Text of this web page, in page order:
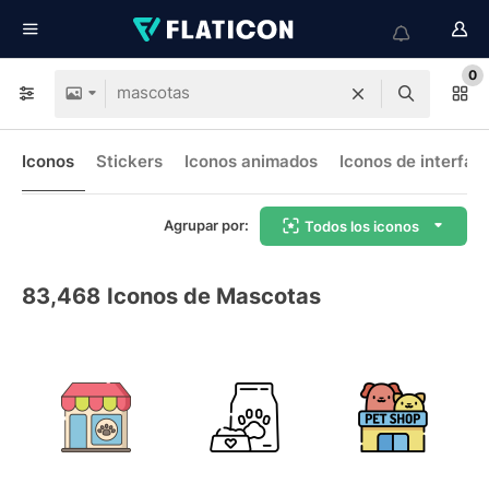
0
Iconos Stickers Iconos animados Iconos de interfaz
Agrupar por: Todos los iconos
83,468 Iconos de Mascotas